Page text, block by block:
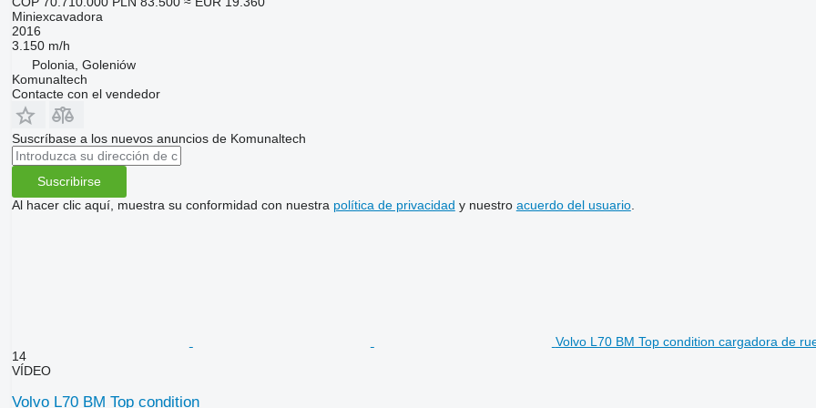
Miniexcavadora
2016
3.150 m/h
Polonia, Goleniów
Komunaltech
Contacte con el vendedor
Suscríbase a los nuevos anuncios de Komunaltech
Suscribirse
Al hacer clic aquí, muestra su conformidad con nuestra política de privacidad y nuestro acuerdo del usuario.
Volvo L70 BM Top condition cargadora de
14
VÍDEO
Volvo L70 BM Top condition